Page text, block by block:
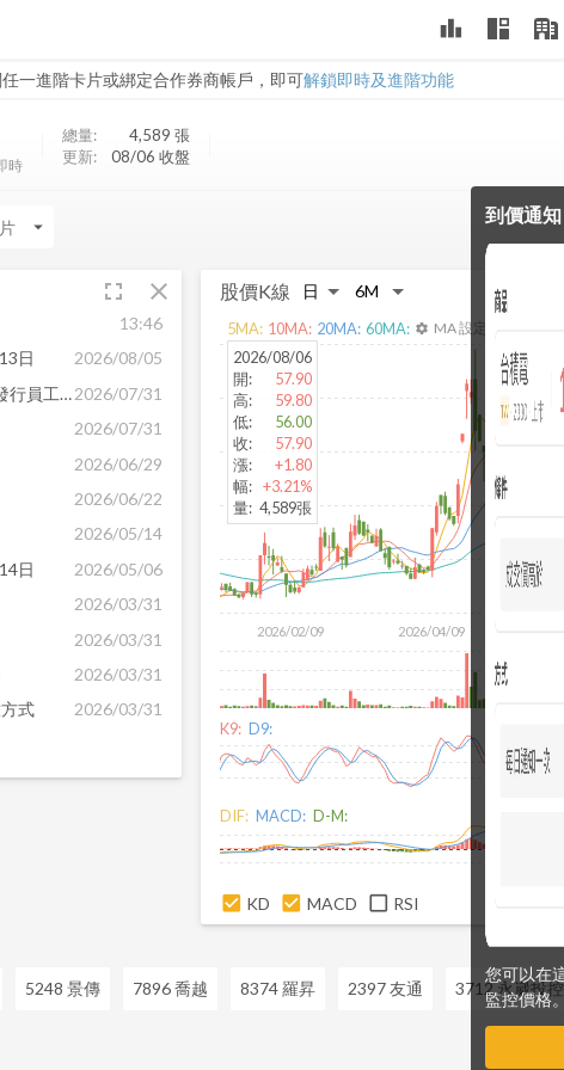
leaderboard
一進階卡片或綁定合作券商帳戶，即可解鎖即時及進階功能
息
時
總量: 4,589 張
更新:
08/06 收盤
更
到價通知
您可以在
監控價格。
arrow_drop_down
fullscreen close
13:46
日
2026/08/05
代重要子公司「磐旭智能股份有限公司」 公告董事會決議發行員工認股權憑證2026/07/31
2026/07/31
2026/06/29
2026/06/22
2026/05/14
日
2026/05/06
2026/03/31
2026/03/31
2026/03/31
式
2026/03/31
arrow_back
發佈時間:-
股價K線
2026/02/09 2026/04/09
2026/08/06
開:
57.90
高:
59.80
低:
56.00
收:
57.90
漲:
+1.80
幅: +3.21%
量: 4,589張
5MA: 10MA: 20MA: 60MA: settings MA 設定
K9: D9:
DIF: MACD: D-M:
KD MACD RSI
5248 景傳 7896 喬越 8374 羅昇 2397 友通 3712 永崴投控